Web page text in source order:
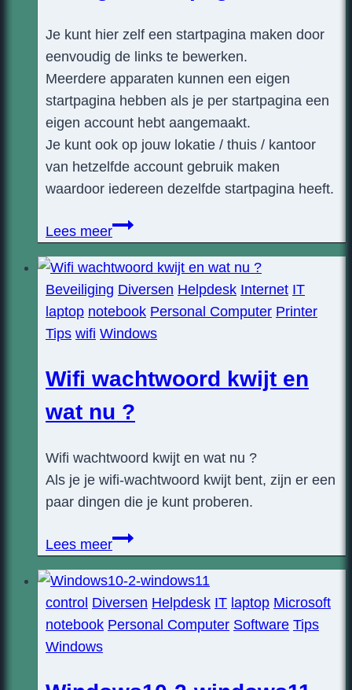
Je kunt hier zelf een startpagina maken door
eenvoudig de links te bewerken.
Meerdere apparaten kunnen een eigen
startpagina hebben als je per startpagina een
eigen account hebt aangemaakt.
Je kunt ook op jouw lokatie / thuis / kantoor
van hetzelfde account gebruik maken
waardoor iedereen dezelfde startpagina heeft.
Lees meerJe
eigen
startpagina
Beveiliging Diversen Helpdesk Internet IT
laptop notebook Personal Computer Printer
Tips wifi Windows
Wifi wachtwoord kwijt en
wat nu ?
Wifi wachtwoord kwijt en wat nu ?
Als je je wifi-wachtwoord kwijt bent, zijn er een
paar dingen die je kunt proberen.
Lees meerWifi
wachtwoord
kwijt
en
wat
control Diversen Helpdesk IT laptop Microsoft
notebook Personal Computer Software Tips
Windows